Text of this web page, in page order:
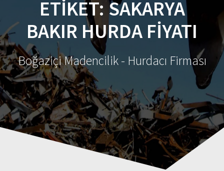
ETIKET: SAKARYA
BAKIR HURDA FIYATI
Boğaziçi Madencilik - Hurdacı Firması